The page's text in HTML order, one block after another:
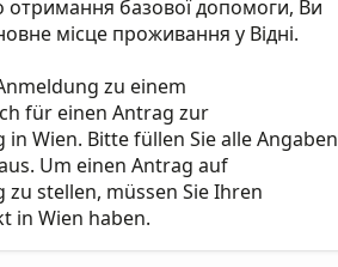
отримання базової допомоги, Ви
місце проживання у Відні.
zu einem
für einen Antrag zur
Wien. Bitte füllen Sie alle Angaben
Um einen Antrag auf
stellen, müssen Sie Ihren
in Wien haben.